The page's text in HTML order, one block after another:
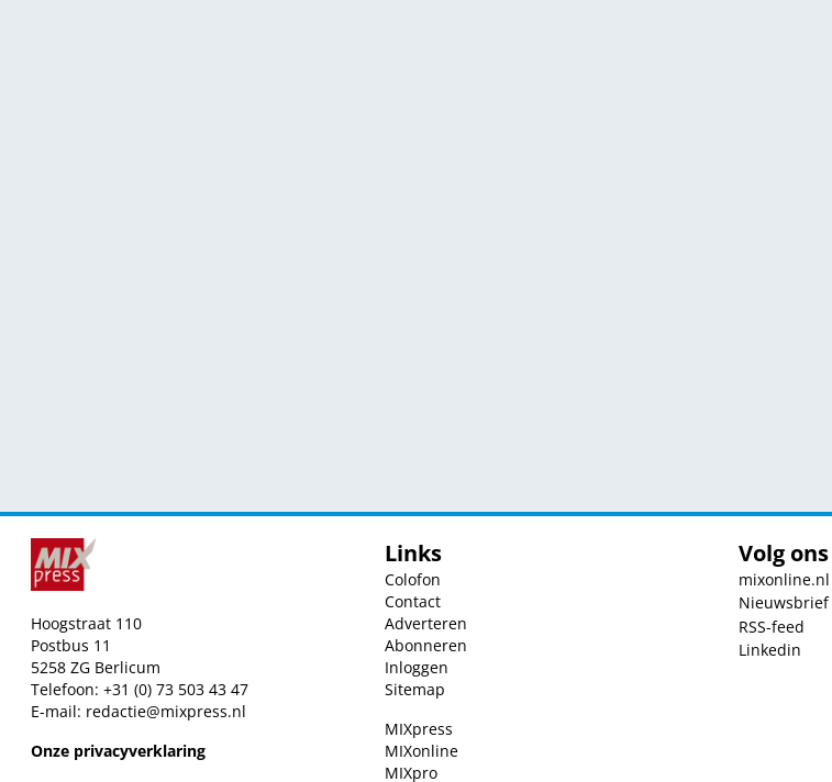
Hoogstraat 110
Postbus 11
5258 ZG Berlicum
Telefoon: +31 (0) 73 503 43 47
E-mail: redactie@mixpress.nl
Onze privacyverklaring
Links
Colofon
Contact
Adverteren
Abonneren
Inloggen
Sitemap
MIXpress
MIXonline
MIXpro
Volg ons
mixonline.nl
Nieuwsbrief
RSS-feed
Linkedin